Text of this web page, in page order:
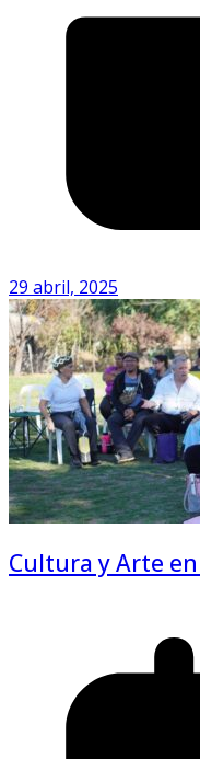
29 abril, 2025
Cultura y Arte